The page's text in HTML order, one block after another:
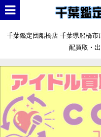
千葉鑑定団船橋店 千葉県船橋
配買取・